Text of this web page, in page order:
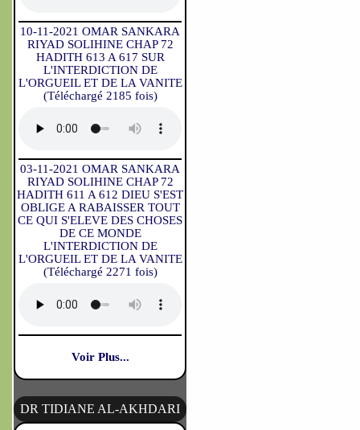
10-11-2021 OMAR SANKARA
RIYAD SOLIHINE CHAP 72
HADITH 613 A 617 SUR
L'INTERDICTION DE
L'ORGUEIL ET DE LA VANITE
(Téléchargé 2185 fois)
03-11-2021 OMAR SANKARA
RIYAD SOLIHINE CHAP 72
HADITH 611 A 612 DIEU S'EST
OBLIGE A RABAISSER TOUT
CE QUI S'ELEVE DES CHOSES
DE CE MONDE
L'INTERDICTION DE
L'ORGUEIL ET DE LA VANITE
(Téléchargé 2271 fois)
Voir Plus...
DR TIDIANE AL-AKHDARI